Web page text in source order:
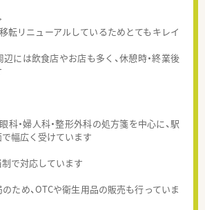
転リニューアルしているためとてもキレイ
には飲食店やお店も多く、休憩時・終業後
科・婦人科・整形外科の処方箋を中心に、駅
幅広く受けています
で対応しています
ため、OTCや衛生用品の販売も行っていま